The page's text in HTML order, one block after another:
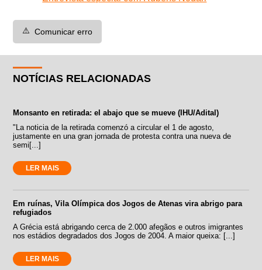
⚠️ Comunicar erro
NOTÍCIAS RELACIONADAS
Monsanto en retirada: el abajo que se mueve (IHU/Adital)
"La noticia de la retirada comenzó a circular el 1 de agosto,
justamente en una gran jornada de protesta contra una nueva de
semi[...]
LER MAIS
Em ruínas, Vila Olímpica dos Jogos de Atenas vira abrigo para
refugiados
A Grécia está abrigando cerca de 2.000 afegãos e outros imigrantes
nos estádios degradados dos Jogos de 2004. A maior queixa: [...]
LER MAIS